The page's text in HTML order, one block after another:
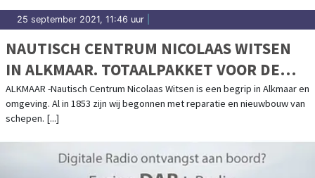
25 september 2021, 11:46 uur
NAUTISCH CENTRUM NICOLAAS WITSEN
IN ALKMAAR. TOTAALPAKKET VOOR DE
WATERSPORT.
ALKMAAR -Nautisch Centrum Nicolaas Witsen is een begrip in Alkmaar en
omgeving. Al in 1853 zijn wij begonnen met reparatie en nieuwbouw van
schepen. [...]